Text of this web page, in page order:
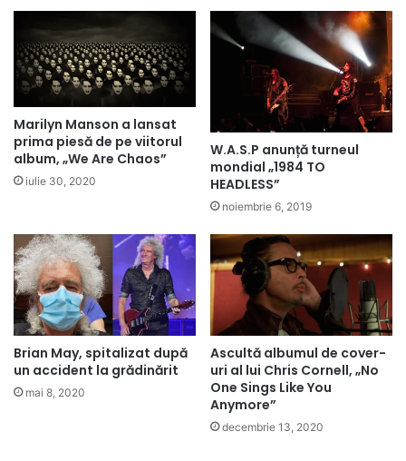
Marilyn Manson a lansat
prima piesă de pe viitorul
album, „We Are Chaos”
iulie 30, 2020
W.A.S.P anunță turneul
mondial „1984 TO
HEADLESS”
noiembrie 6, 2019
Brian May, spitalizat după
un accident la grădinărit
mai 8, 2020
Ascultă albumul de cover-
uri al lui Chris Cornell, „No
One Sings Like You
Anymore”
decembrie 13, 2020